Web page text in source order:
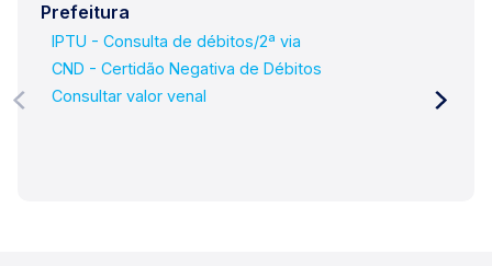
Prefeitura
IPTU - Consulta de débitos/2ª via
CND - Certidão Negativa de Débitos
Consultar valor venal